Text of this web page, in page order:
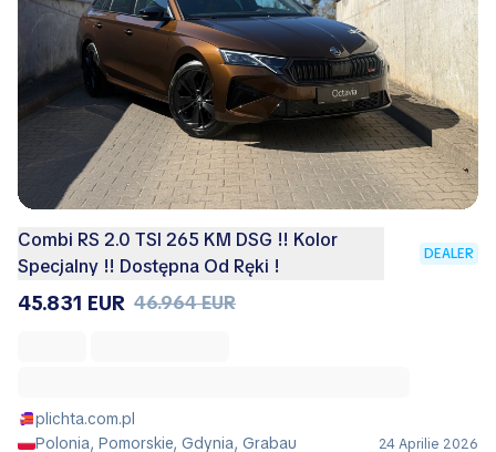
Combi RS 2.0 TSI 265 KM DSG !! Kolor
Specjalny !! Dostępna Od Ręki !
DEALER
45.831 EUR 46.964 EUR
plichta.com.pl
Polonia, Pomorskie, Gdynia, Grabau
24 Aprilie 2026